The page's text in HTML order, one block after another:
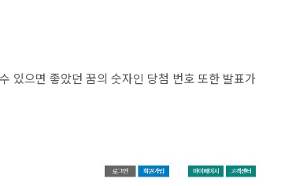
있으면 좋았던 꿈의 숫자인 당첨 번호 또한 발표가